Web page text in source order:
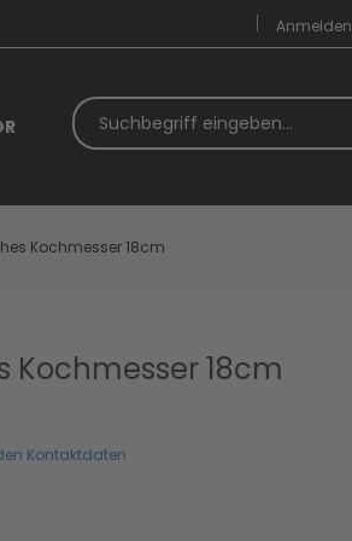
Anmelden
Suchbegriff
Kochmesser 18cm
Kochmesser 18cm
Kontaktdaten